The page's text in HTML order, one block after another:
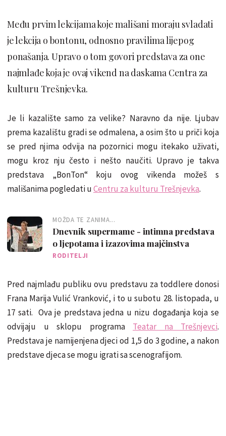
Među prvim lekcijama koje mališani moraju svladati
je lekcija o bontonu, odnosno pravilima lijepog
ponašanja. Upravo o tom govori predstava za one
najmlađe koja je ovaj vikend na daskama Centra za
kulturu Trešnjevka.
Je li kazalište samo za velike? Naravno da nije. Ljubav
prema kazalištu gradi se odmalena, a osim što u priči koja
se pred njima odvija na pozornici mogu itekako uživati,
mogu kroz nju često i nešto naučiti. Upravo je takva
predstava „BonTon“ koju ovog vikenda možeš s
mališanima pogledati uCentru za kulturu Trešnjevka.
MOŽDA TE ZANIMA...
Dnevnik supermame - intimna predstava
o ljepotama i izazovima majčinstva
RODITELJI
Pred najmlađu publiku ovu predstavu za toddlere donosi
Frana Marija Vulić Vranković, i to u subotu 28. listopada, u
17 sati. Ova je predstava jedna u nizu događanja koja se
odvijaju u sklopu programa Teatar na Trešnjevci.
Predstava je namijenjena djeci od 1,5 do 3 godine, a nakon
predstave djeca se mogu igrati sa scenografijom.